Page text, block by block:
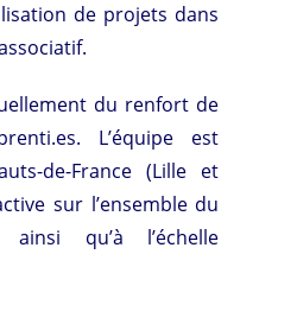
de projets dans
du renfort de
L’équipe est
de-France (Lille et
sur l’ensemble du
qu’à l’échelle